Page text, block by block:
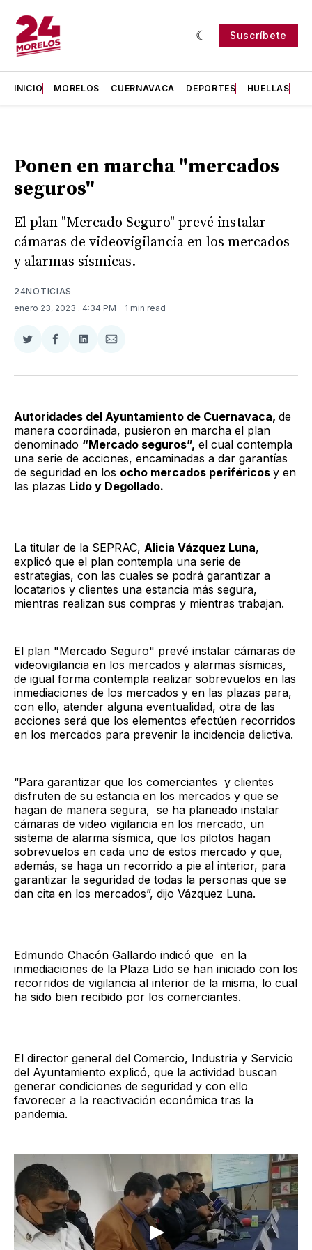
Suscríbete
INICIO MORELOS CUERNAVACA DEPORTES HUELLAS
Ponen en marcha "mercados
seguros"
El plan "Mercado Seguro" prevé instalar
cámaras de videovigilancia en los mercados
y alarmas sísmicas.
24NOTICIAS
enero 23, 2023 . 4:34 PM - 1 min read
Compartir
Twitter
Compartir
Facebook
Compartir
LinkedIn
Compartir
Email
Autoridades del Ayuntamiento de Cuernavaca, de
manera coordinada, pusieron en marcha el plan
denominado “Mercado seguros”, el cual contempla
una serie de acciones, encaminadas a dar garantías
de seguridad en los ocho mercados periféricos y en
las plazas Lido y Degollado.
La titular de la SEPRAC, Alicia Vázquez Luna,
explicó que el plan contempla una serie de
estrategias, con las cuales se podrá garantizar a
locatarios y clientes una estancia más segura,
mientras realizan sus compras y mientras trabajan.
El plan "Mercado Seguro" prevé instalar cámaras de
videovigilancia en los mercados y alarmas sísmicas,
de igual forma contempla realizar sobrevuelos en las
inmediaciones de los mercados y en las plazas para,
con ello, atender alguna eventualidad, otra de las
acciones será que los elementos efectúen recorridos
en los mercados para prevenir la incidencia delictiva.
“Para garantizar que los comerciantes y clientes
disfruten de su estancia en los mercados y que se
hagan de manera segura, se ha planeado instalar
cámaras de video vigilancia en los mercado, un
sistema de alarma sísmica, que los pilotos hagan
sobrevuelos en cada uno de estos mercado y que,
además, se haga un recorrido a pie al interior, para
garantizar la seguridad de todas la personas que se
dan cita en los mercados”, dijo Vázquez Luna.
Edmundo Chacón Gallardo indicó que en la
inmediaciones de la Plaza Lido se han iniciado con los
recorridos de vigilancia al interior de la misma, lo cual
ha sido bien recibido por los comerciantes.
El director general del Comercio, Industria y Servicio
del Ayuntamiento explicó, que la actividad buscan
generar condiciones de seguridad y con ello
favorecer a la reactivación económica tras la
pandemia.